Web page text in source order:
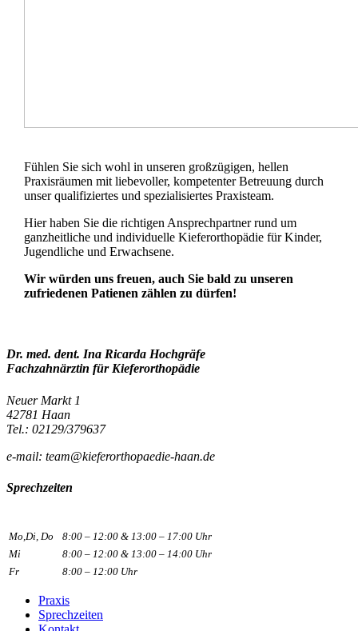
Fühlen Sie sich wohl in unseren großzügigen, hellen
Praxisräumen mit liebevoller, kompetenter Betreuung durch
unser qualifiziertes und spezialisiertes Praxisteam.
Hier haben Sie die richtigen Ansprechpartner rund um
ganzheitliche und individuelle Kieferorthopädie für Kinder,
Jugendliche und Erwachsene.
Wir würden uns freuen, auch Sie bald zu unseren
zufriedenen Patienen zählen zu dürfen!
Dr. med. dent. Ina Ricarda Hochgräfe
Fachzahnärztin für Kieferorthopädie
Neuer Markt 1
42781 Haan
Tel.: 02129/379637
e-mail: team@kieferorthopaedie-haan.de
Sprechzeiten
Mo,Di, Do
8:00 – 12:00 & 13:00 – 17:00 Uhr
Mi
8:00 – 12:00 & 13:00 – 14:00 Uhr
Fr
8:00 – 12:00 Uhr
Praxis
Sprechzeiten